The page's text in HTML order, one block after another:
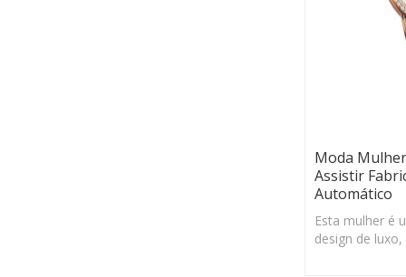
Moda
Assistir
Automático
Esta mulher é
design de